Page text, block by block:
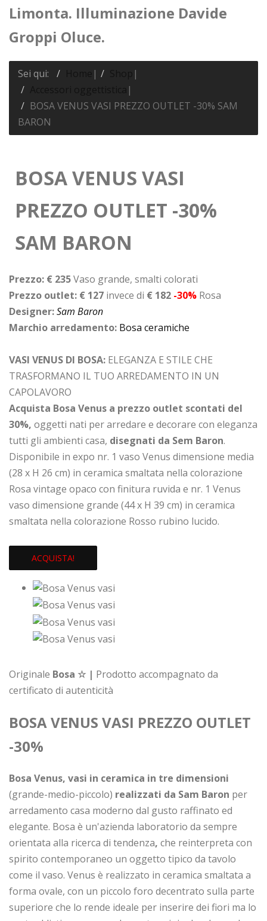
Limonta. Illuminazione Davide
Groppi Oluce.
Sei qui: |
|
|
BOSA VENUS VASI PREZZO OUTLET -30% SAM
BARON
BOSA VENUS VASI
PREZZO OUTLET -30%
SAM BARON
Prezzo: € 235Vaso grande, smalti colorati
Prezzo outlet: € 127 invece di € 182 -30% Rosa
Designer:Sam Baron
Marchio arredamento: Bosa ceramiche
VASI VENUS DI BOSA: ELEGANZA E STILE CHE
TRASFORMANO IL TUO ARREDAMENTO IN UN
CAPOLAVORO
Acquista Bosa Venus a prezzo outlet scontati del
30%, oggetti nati per arredare e decorare con eleganza
tutti gli ambienti casa, disegnati da Sem Baron.
Disponibile in expo nr. 1 vaso Venus dimensione media
(28 x H 26 cm) in ceramica smaltata nella colorazione
Rosa vintage opaco con finitura ruvida e nr. 1 Venus
vaso dimensione grande (44 x H 39 cm) in ceramica
smaltata nella colorazione Rosso rubino lucido.
ACQUISTA!
Originale Bosa ☆ | Prodotto accompagnato da
certificato di autenticità
BOSA VENUS VASI PREZZO OUTLET
-30%
Bosa Venus, vasi in ceramica in tre dimensioni
(grande-medio-piccolo) realizzati da Sam Baron per
arredamento casa moderno dal gusto raffinato ed
elegante. Bosa è un'azienda laboratorio da sempre
orientata alla ricerca di tendenza, che reinterpreta con
spirito contemporaneo un oggetto tipico da tavolo
come il vaso. Venus è realizzato in ceramica smaltata a
forma ovale, con un piccolo foro decentrato sulla parte
superiore che lo rende ideale per inserire dei fiori ma lo